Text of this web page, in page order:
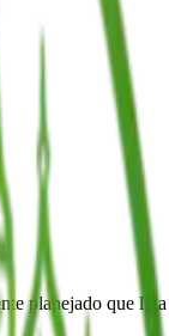
planejado que